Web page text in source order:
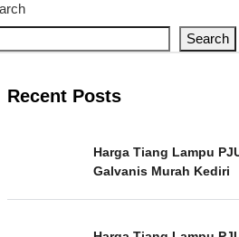
Search
Recent Posts
Harga Tiang Lampu
Galvanis Murah Kediri